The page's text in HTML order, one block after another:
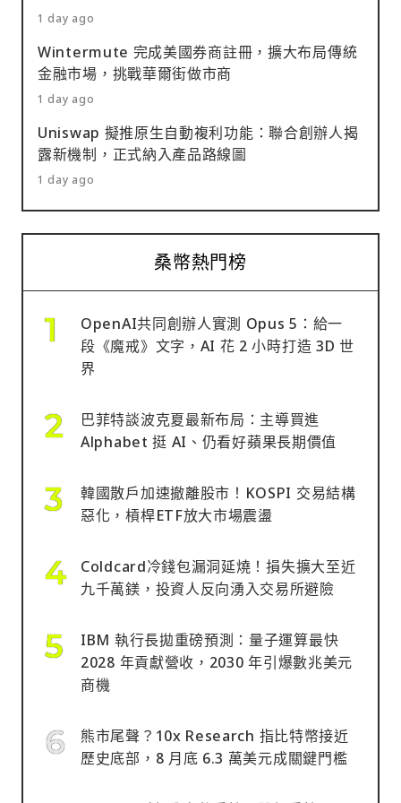
1 day ago
Wintermute 完成美國券商註冊，擴大布局傳統
金融市場，挑戰華爾街做市商
1 day ago
Uniswap 擬推原生自動複利功能：聯合創辦人揭
露新機制，正式納入產品路線圖
1 day ago
桑幣熱門榜
OpenAI共同創辦人實測 Opus 5：給一
段《魔戒》文字，AI 花 2 小時打造 3D 世
界
巴菲特談波克夏最新布局：主導買進
Alphabet 挺 AI、仍看好蘋果長期價值
韓國散戶加速撤離股市！KOSPI 交易結構
惡化，槓桿ETF放大市場震盪
Coldcard冷錢包漏洞延燒！損失擴大至近
九千萬鎂，投資人反向湧入交易所避險
IBM 執行長拋重磅預測：量子運算最快
2028 年貢獻營收，2030 年引爆數兆美元
商機
熊市尾聲？10x Research 指比特幣接近
歷史底部，8 月底 6.3 萬美元成關鍵門檻